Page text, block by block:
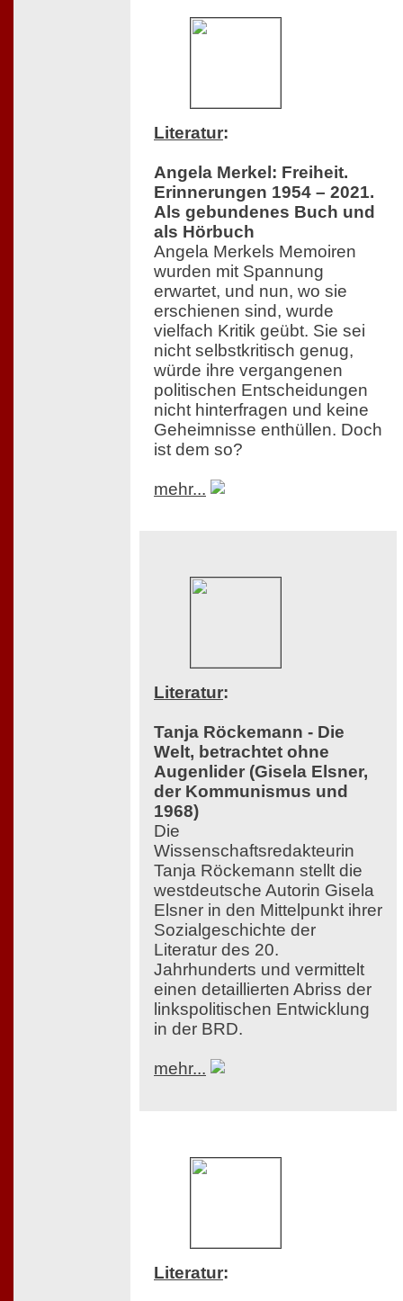
Literatur:
Angela Merkel: Freiheit.
Erinnerungen 1954 – 2021.
Als gebundenes Buch und
als Hörbuch
Angela Merkels Memoiren
wurden mit Spannung
erwartet, und nun, wo sie
erschienen sind, wurde
vielfach Kritik geübt. Sie sei
nicht selbstkritisch genug,
würde ihre vergangenen
politischen Entscheidungen
nicht hinterfragen und keine
Geheimnisse enthüllen. Doch
ist dem so?
mehr...
Literatur:
Tanja Röckemann - Die
Welt, betrachtet ohne
Augenlider (Gisela Elsner,
der Kommunismus und
1968)
Die
Wissenschaftsredakteurin
Tanja Röckemann stellt die
westdeutsche Autorin Gisela
Elsner in den Mittelpunkt ihrer
Sozialgeschichte der
Literatur des 20.
Jahrhunderts und vermittelt
einen detaillierten Abriss der
linkspolitischen Entwicklung
in der BRD.
mehr...
Literatur: